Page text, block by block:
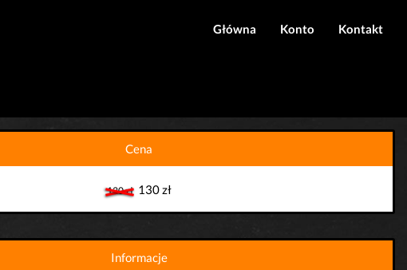
Główna Konto Kontakt
Cena
130 zł130 zł
Informacje